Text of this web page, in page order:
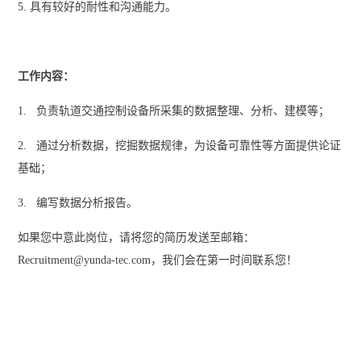
5. 具有较好的耐性和沟通能力。
工作内容：
1. 负责轨道交通控制设备所采集的数据整理、分析、建模等；
2. 通过分析数据，挖掘数据规律，为设备可靠性等方面提供论证
基础；
3. 编写数据分析报告。
如果您中意此岗位，请将您的简历发送至邮箱：
Recruitment@yunda-tec.com，我们会在第一时间联系您！